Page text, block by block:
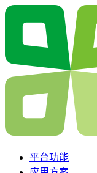
平台功能